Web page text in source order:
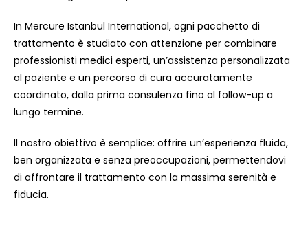
In Mercure Istanbul International, ogni pacchetto di
trattamento è studiato con attenzione per combinare
professionisti medici esperti, un’assistenza personalizzata
al paziente e un percorso di cura accuratamente
coordinato, dalla prima consulenza fino al follow-up a
lungo termine.
Il nostro obiettivo è semplice: offrire un’esperienza fluida,
ben organizzata e senza preoccupazioni, permettendovi
di affrontare il trattamento con la massima serenità e
fiducia.